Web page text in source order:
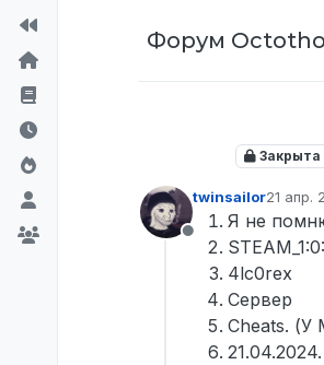
Форум
Закрыта
Не в сети
twinsailor21 апр.
Я не
4lc0rex
Сервер
Cheats.
21.04.2024.